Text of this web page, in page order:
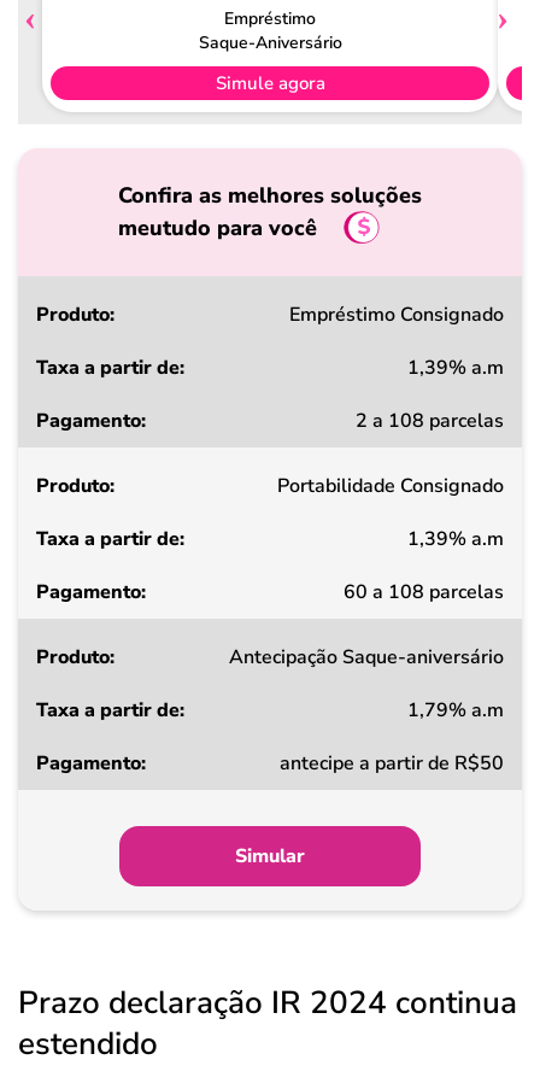
Empréstimo
Saque-Aniversário
Simule agora
Confira as melhores soluções
meutudo para você
Produto
a
de
Pagamento
Empréstimo Consignado
1,39% a.m
2 a 108 parcelas
Portabilidade Consignado
1,39% a.m
60 a 108 parcelas
Antecipação Saque-aniversário
1,79% a.m
antecipe a partir de R$50
Simular
Prazo declaração IR 2024 continua
estendido